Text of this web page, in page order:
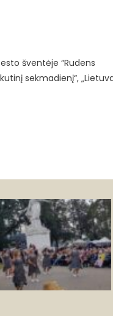
šventėje “Rudens
sekmadienį“,